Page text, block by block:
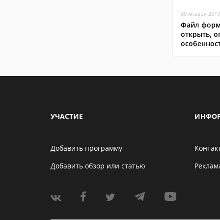
30 января 2019
Файл
открыть,
УЧАСТИЕ
Добавить программу
Добавить обзор или статью